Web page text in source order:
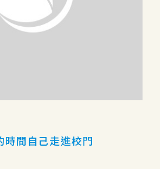
時間自己走進校門